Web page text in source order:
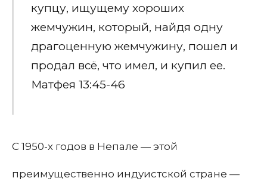
купцу, ищущему хороших
жемчужин, который, найдя одну
драгоценную жемчужину, пошел и
продал всё, что имел, и купил ее.
Матфея 13:45-46
С 1950-х годов в Непале — этой
преимущественно индуистской стране —